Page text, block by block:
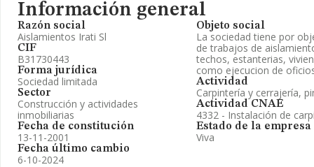
Información general
Razón social
Aislamientos Irati Sl
CIF
B31730443
Forma jurídica
Sociedad limitada
Sector
Construcción y actividades
inmobiliarias
Fecha de constitución
13-11-2001
Fecha último cambio
6-10-2024
Objeto social
La sociedad tiene por
de trabajos de
techos, estanterias,
como ejecucion de
Actividad
Carpintería y cerrajería,
Actividad CNAE
4332 - Instalación de
Estado de la empresa
Viva